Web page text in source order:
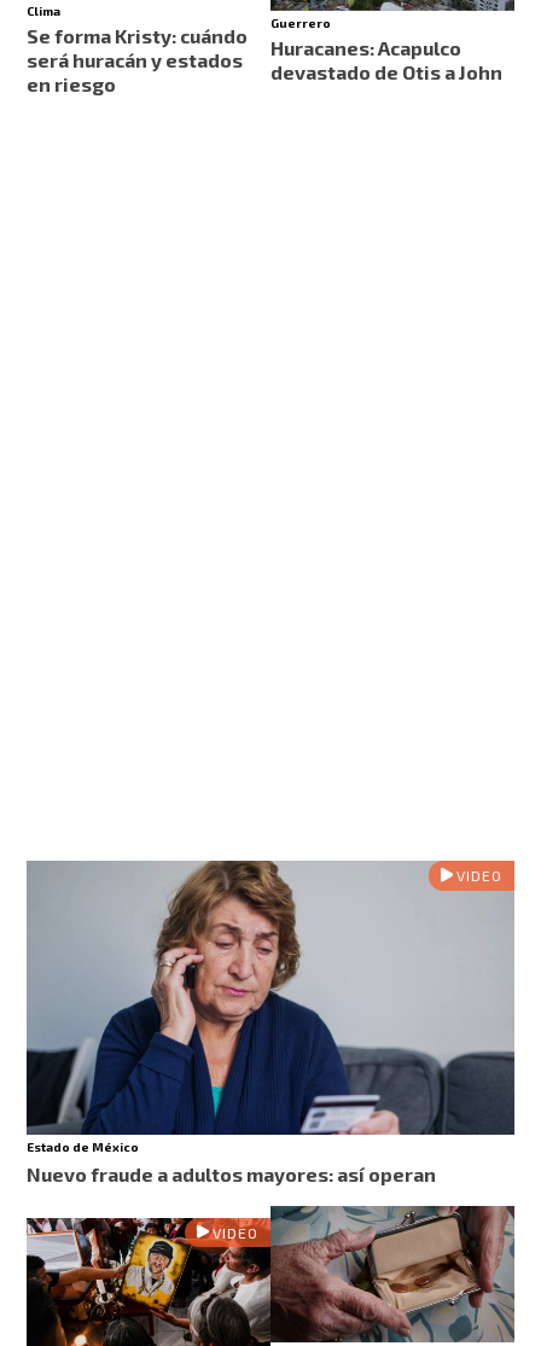
Clima
Se forma Kristy: cuándo
será huracán y estados
en riesgo
Guerrero
Huracanes: Acapulco
devastado de Otis a John
VIDEO
Estado de México
Nuevo fraude a adultos mayores: así operan
VIDEO